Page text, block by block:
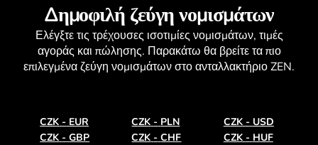
Δημοφιλή ζεύγη νομισμάτων
Ελέγξτε τις τρέχουσες ισοτιμίες νομισμάτων, τιμές
αγοράς και πώλησης. Παρακάτω θα βρείτε τα πιο
επιλεγμένα ζεύγη νομισμάτων στο ανταλλακτήριο ZEN.
CZK - EUR CZK - PLN CZK - USD
CZK - GBP CZK - CHF CZK - HUF